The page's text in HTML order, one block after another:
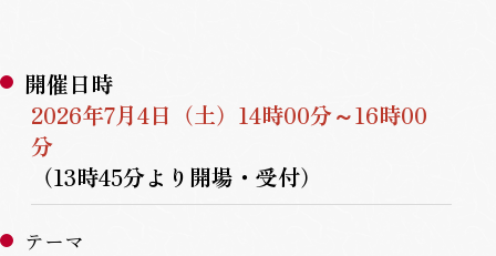
開催日時
2026年7月4日（土）14時00分～16時00
分
（13時45分より開場・受付）
テーマ